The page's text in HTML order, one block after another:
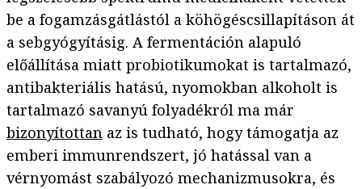
be a fogamzásgátlástól a köhögéscsillapításon át
a sebgyógyításig. A fermentáción alapuló
előállítása miatt probiotikumokat is tartalmazó,
antibakteriális hatású, nyomokban alkoholt is
tartalmazó savanyú folyadékról ma már
bizonyítottan az is tudható, hogy támogatja az
emberi immunrendszert, jó hatással van a
vérnyomást szabályozó mechanizmusokra, és